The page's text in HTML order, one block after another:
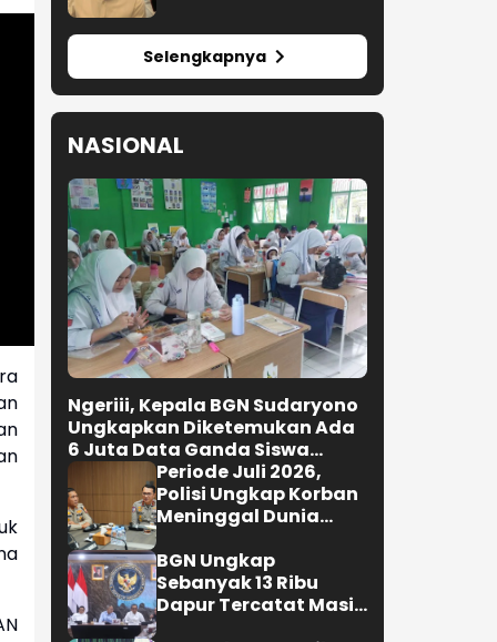
Selengkapnya
NASIONAL
Ngeriii, Kepala BGN Sudaryono
Ungkapkan Diketemukan Ada
6 Juta Data Ganda Siswa
Penerima MBGPeriode Juli 2026,
Polisi Ungkap Korban
Meninggal Dunia
Semester 1 Turun
22,92 Persen
BGN Ungkap
Sebanyak 13 Ribu
Dapur Tercatat Masih